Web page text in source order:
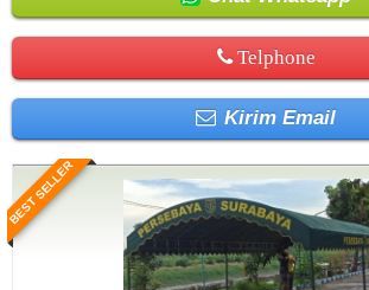
Telphone
Kirim Email
BEST SELLER